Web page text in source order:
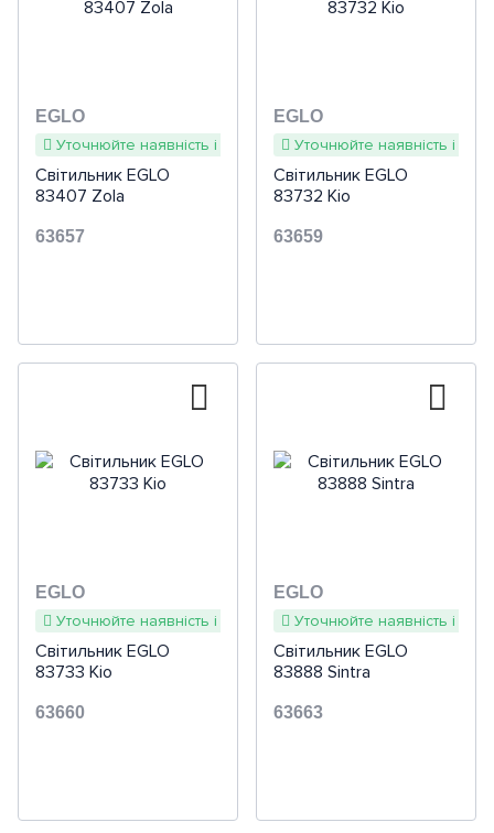
EGLO
Уточнюйте наявність і терміни
Світильник EGLO
83407 Zola
63657
EGLO
Уточнюйте наявність і
Світильник EGLO
83732 Kio
63659
EGLO
Уточнюйте наявність і терміни
Світильник EGLO
83733 Kio
63660
EGLO
Уточнюйте наявність і
Світильник EGLO
83888 Sintra
63663